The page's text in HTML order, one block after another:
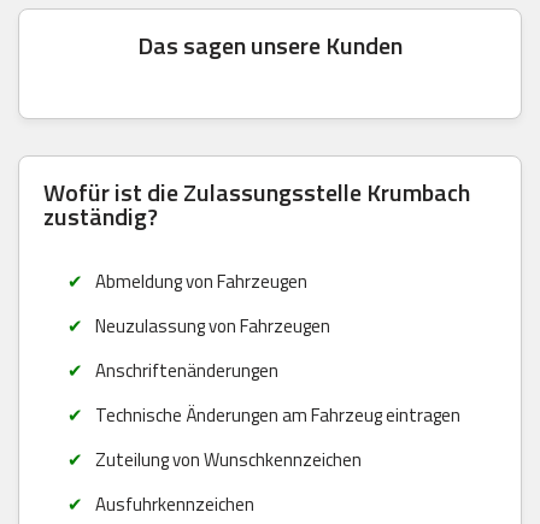
Das sagen unsere Kunden
Wofür ist die Zulassungsstelle Krumbach
zuständig?
Abmeldung von Fahrzeugen
Neuzulassung von Fahrzeugen
Anschriftenänderungen
Technische Änderungen am Fahrzeug eintragen
Zuteilung von Wunschkennzeichen
Ausfuhrkennzeichen